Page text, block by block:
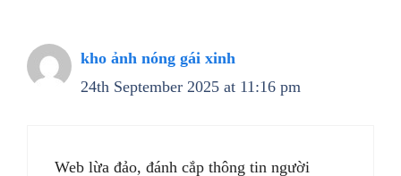
kho ảnh nóng gái xinh
24th September 2025 at 11:16 pm
Web lừa đảo, đánh cắp thông tin người